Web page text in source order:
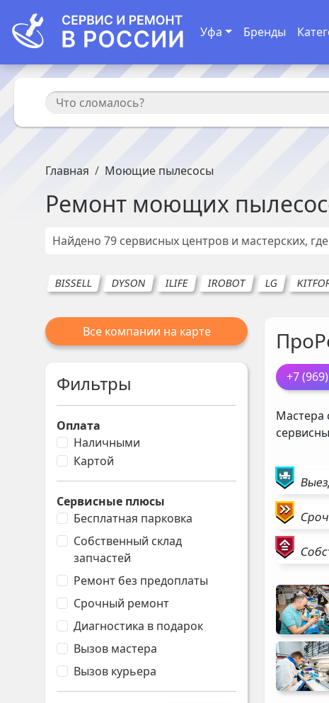
Уфа Бренды
Главная Моющие пылесосы
Ремонт моющих
Найдено 79 сервисных центров и мастерских,
BISSELL DYSON ILIFE IROBOT LG
Все компании на карте
Фильтры
Оплата
Наличными
Картой
Сервисные плюсы
Бесплатная парковка
Собственный склад
запчастей
Ремонт без предоплаты
Срочный ремонт
Диагностика в подарок
Вызов мастера
Вызов курьера
+7
Мастера